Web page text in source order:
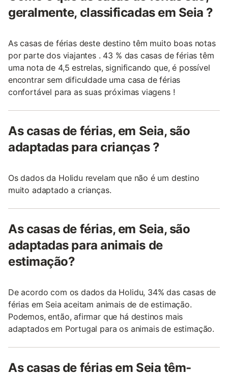
geralmente, classificadas em Seia ?
As casas de férias deste destino têm muito boas notas
por parte dos viajantes . 43 % das casas de férias têm
uma nota de 4,5 estrelas, significando que, é possível
encontrar sem dificuldade uma casa de férias
confortável para as suas próximas viagens !
As casas de férias, em Seia, são
adaptadas para crianças ?
Os dados da Holidu revelam que não é um destino
muito adaptado a crianças.
As casas de férias, em Seia, são
adaptadas para animais de
estimação?
De acordo com os dados da Holidu, 34% das casas de
férias em Seia aceitam animais de de estimação.
Podemos, então, afirmar que há destinos mais
adaptados em Portugal para os animais de estimação.
As casas de férias em Seia têm-